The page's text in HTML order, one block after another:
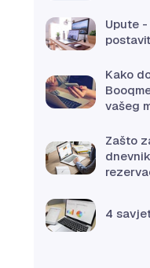
Upute
Kako
vašeg
Zašto
4